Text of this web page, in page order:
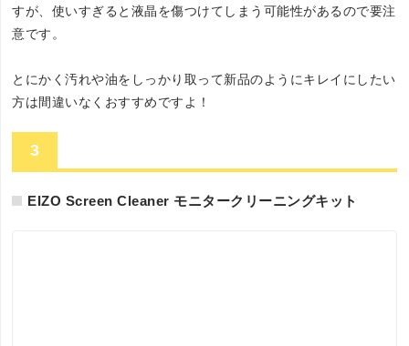
すが、使いすぎると液晶を傷つけてしまう可能性があるので要注
意です。
とにかく汚れや油をしっかり取って新品のようにキレイにしたい
方は間違いなくおすすめですよ！
3
EIZO Screen Cleaner モニタークリーニングキット